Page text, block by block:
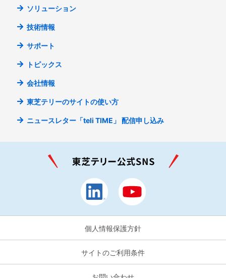
ソリューション
技術情報
サポート
トピックス
会社情報
東芝テリーのサイトの使い方
ニュースレター「teli TIME」 配信申し込み
個人情報保護方針
サイトのご利用条件